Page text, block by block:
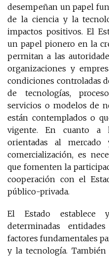
desempeñan un papel
de la ciencia y la
impactos positivos. El
un papel pionero en la
permitan a las
organizaciones y
condiciones controladas
de tecnologías,
servicios o modelos de
están contemplados o
vigente. En cuanto a
orientadas al
comercialización, es
que fomenten la
cooperación con el
público-privada.
El Estado establece
determinadas
factores fundamentales
y la tecnología. También